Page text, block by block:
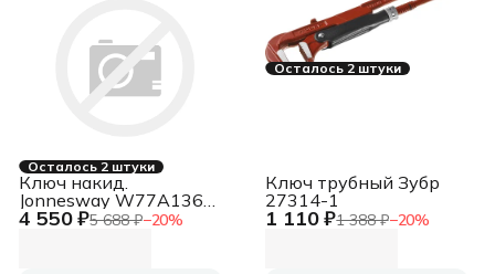
Осталось 2 штуки
4 550 ₽5 688 ₽−20%
Ключ накид.
Jonnesway W77A136
(46322)
Осталось 2 штуки
1 110 ₽1 388 ₽−20%
Ключ трубный Зубр
27314-1